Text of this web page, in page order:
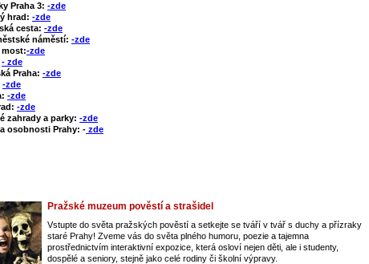
Praha 3: -zde
hrad: -zde
cesta: -zde
náměstí: -zde
most:-zde
- zde
Praha: -zde
-zde
-zde
-zde
zahrady a parky: -zde
osobnosti Prahy: - zde
Pražské muzeum pověstí a strašidel
Vstupte do světa pražských pověstí a setkejte se tváří v tvář s duchy a přízraky
staré Prahy! Zveme vás do světa plného humoru, poezie a tajemna
prostřednictvím interaktivní expozice, která osloví nejen děti, ale i studenty,
dospělé a seniory, stejně jako celé rodiny či školní výpravy.